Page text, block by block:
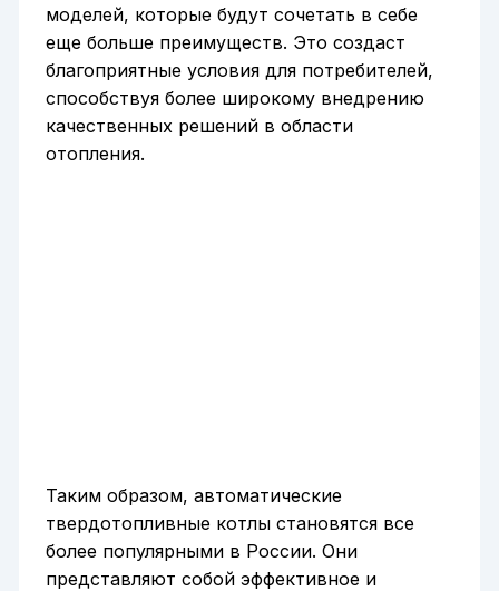
моделей, которые будут сочетать в себе
еще больше преимуществ. Это создаст
благоприятные условия для потребителей,
способствуя более широкому внедрению
качественных решений в области
отопления.
Таким образом, автоматические
твердотопливные котлы становятся все
более популярными в России. Они
представляют собой эффективное и